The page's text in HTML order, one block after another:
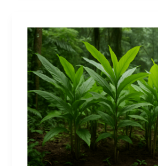
Jengibre
Amazónico:
raíz
viajera
que
sana
en
la
selva